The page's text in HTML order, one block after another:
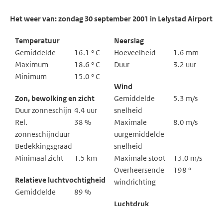
Het weer van: zondag 30 september 2001 in Lelystad Airport
Temperatuur
Gemiddelde
16.1 ° C
Maximum
18.6 ° C
Minimum
15.0 ° C
Zon, bewolking en zicht
Duur zonneschijn 4.4 uur
Rel.
zonneschijnduur
38 %
Bedekkingsgraad
Minimaal zicht
1.5 km
Relatieve luchtvochtigheid
Gemiddelde
89 %
Neerslag
Hoeveelheid
1.6 mm
Duur
3.2 uur
Wind
Gemiddelde
snelheid
5.3 m/s
Maximale
uurgemiddelde
snelheid
8.0 m/s
Maximale stoot
13.0 m/s
Overheersende
windrichting
198 °
Luchtdruk